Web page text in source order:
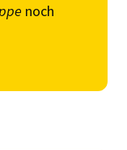
noch